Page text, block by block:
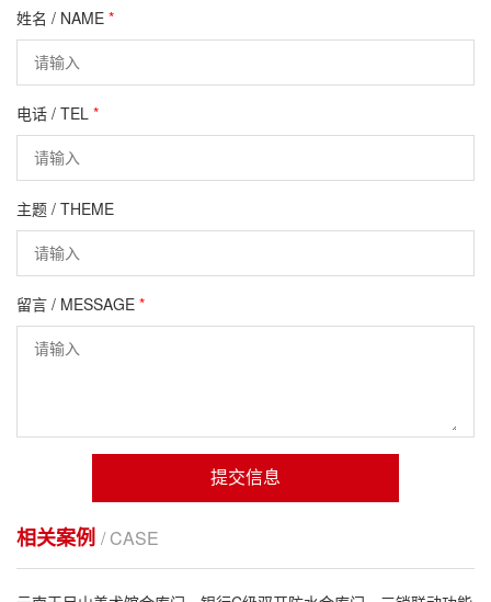
姓名 / NAME *
电话 / TEL *
主题 / THEME
留言 / MESSAGE *
提交信息
相关案例 / CASE